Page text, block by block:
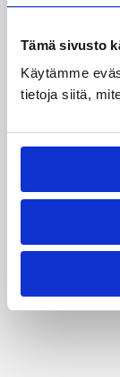
Tämä sivusto
Käytämme
tietoja siitä,